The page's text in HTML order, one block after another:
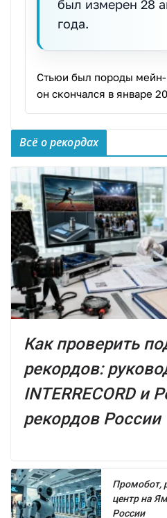
был измерен 28
года.
Стьюи был породы
он скончался в январе
Всё о рекордах
Как проверить
рекордов:
INTERRECORD и
рекордов России
Промобот,
центр на
России